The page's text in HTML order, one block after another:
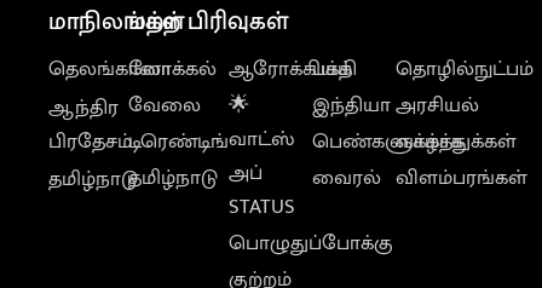
மாநிலங்கள்
தெலங்கானா
ஆந்திர
பிரதேசம்
தமிழ்நாடு
மற்ற பிரிவுகள்
லோக்கல்
வேலை
டிரெண்டிங்
தமிழ்நாடு
ஆரோக்கியம்
🌟
வாட்ஸ்
அப்
STATUS
பொழுதுப்போக்கு
குற்றம்
பக்தி
இந்தியா
பெண்களுக்காக
வைரல்
தொழில்நுட்பம்
அரசியல்
வாழ்த்துக்கள்
விளம்பரங்கள்